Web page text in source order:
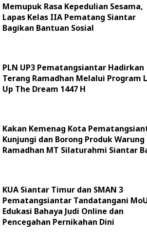
Memupuk Rasa Kepedulian Sesama,
Lapas Kelas IIA Pematang Siantar
Bagikan Bantuan Sosial
PLN UP3 Pematangsiantar Hadirkan
Terang Ramadhan Melalui Program
Up The Dream 1447 H
Kakan Kemenag Kota
Kunjungi dan Borong Produk Warung
Ramadhan MT Silaturahmi Siantar
KUA Siantar Timur dan SMAN 3
Pematangsiantar Tandatangani
Edukasi Bahaya Judi Online dan
Pencegahan Pernikahan Dini